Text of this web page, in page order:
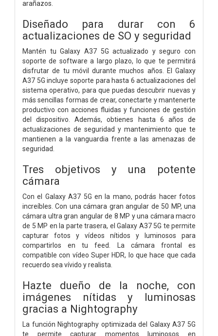
arañazos.
Diseñado para durar con 6
actualizaciones de SO y seguridad
Mantén tu Galaxy A37 5G actualizado y seguro con
soporte de software a largo plazo, lo que te permitirá
disfrutar de tu móvil durante muchos años. El Galaxy
A37 5G incluye soporte para hasta 6 actualizaciones del
sistema operativo, para que puedas descubrir nuevas y
más sencillas formas de crear, conectarte y mantenerte
productivo con acciones fluidas y funciones de gestión
del dispositivo. Además, obtienes hasta 6 años de
actualizaciones de seguridad y mantenimiento que te
mantienen a la vanguardia frente a las amenazas de
seguridad.
Tres objetivos y una potente
cámara
Con el Galaxy A37 5G en la mano, podrás hacer fotos
increíbles. Con una cámara gran angular de 50 MP, una
cámara ultra gran angular de 8 MP y una cámara macro
de 5 MP en la parte trasera, el Galaxy A37 5G te permite
capturar fotos y vídeos nítidos y luminosos para
compartirlos en tu feed. La cámara frontal es
compatible con vídeo Super HDR, lo que hace que cada
recuerdo sea vívido y realista.
Hazte dueño de la noche, con
imágenes nítidas y luminosas
gracias a Nightography
La función Nightography optimizada del Galaxy A37 5G
te permite capturar momentos luminosos en